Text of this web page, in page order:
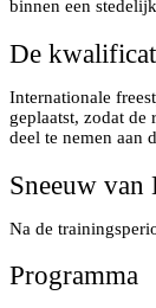
binnen een
De
Internationale
geplaatst, zodat
deel te nemen aan
Sneeuw
Na de
Programma